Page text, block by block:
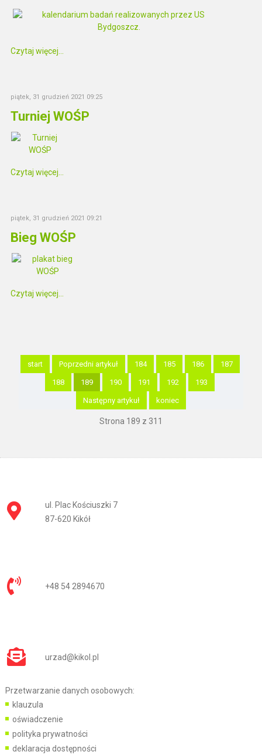
Czytaj więcej...
piątek, 31 grudzień 2021 09:25
Turniej WOŚP
Czytaj więcej...
piątek, 31 grudzień 2021 09:21
Bieg WOŚP
Czytaj więcej...
start Poprzedni artykuł 184 185 186 187
188 189 190 191 192 193
Następny artykuł koniec
Strona 189 z 311
ul. Plac Kościuszki 7
87-620 Kikół
+48 54 2894670
urzad@kikol.pl
Przetwarzanie danych osobowych:
klauzula
oświadczenie
polityka prywatności
deklaracja dostępności